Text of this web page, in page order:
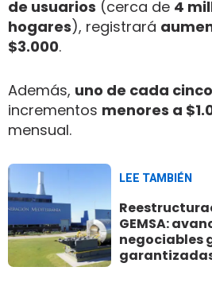
de usuarios (cerca de 4
hogares), registrará
$3.000.
Además, uno de cada
incrementos menores a
mensual.
LEE TAMBIÉN
GEMSA:
negociables